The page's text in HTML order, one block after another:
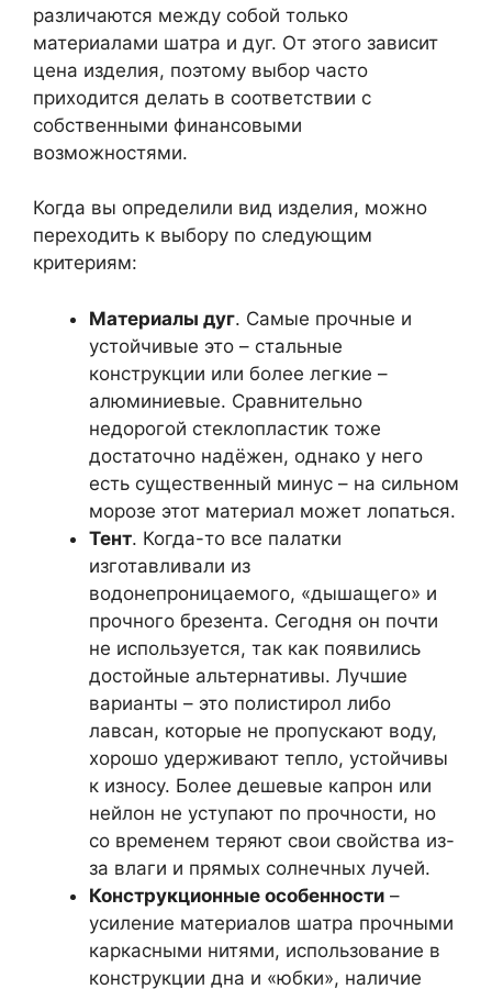
различаются между собой только
материалами шатра и дуг. От этого зависит
цена изделия, поэтому выбор часто
приходится делать в соответствии с
собственными финансовыми
возможностями.
Когда вы определили вид изделия, можно
переходить к выбору по следующим
критериям:
Материалы дуг. Самые прочные и
устойчивые это – стальные
конструкции или более легкие –
алюминиевые. Сравнительно
недорогой стеклопластик тоже
достаточно надёжен, однако у него
есть существенный минус – на сильном
морозе этот материал может лопаться.
Тент. Когда-то все палатки
изготавливали из
водонепроницаемого, «дышащего» и
прочного брезента. Сегодня он почти
не используется, так как появились
достойные альтернативы. Лучшие
варианты – это полистирол либо
лавсан, которые не пропускают воду,
хорошо удерживают тепло, устойчивы
к износу. Более дешевые капрон или
нейлон не уступают по прочности, но
со временем теряют свои свойства из-
за влаги и прямых солнечных лучей.
Конструкционные особенности –
усиление материалов шатра прочными
каркасными нитями, использование в
конструкции дна и «юбки», наличие